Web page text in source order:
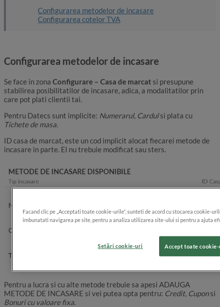
Configurarea metodelor de incasare
Configurarea cotelor TVA
Configurarea metodelor de incasare
Se face in zona Configurare – Casa de marcat si presupune
stabilirea posibilitatilor de incasare, adica, a modalitatilor prin
care pot plati clientii tai.
Pentru Datecs sunt implicite: Numerarul, Cardulsi plata cu
Tichete de masa
ID casa de marcat, este un cod implicit alocat fiecarei metode de
incasare in parte. El nu trebuie modificat sau sters.
Pentru a lucra si cu alte metode trebuie sa apesi ADAUGA
METODE DE INCASARE si vei putea opta pentru: Credit, Cuponsi
Bonuri cu valoare fixa
Facand clic pe „Acceptati toate cookie-urile”, sunteti de acord cu stocarea cookie-
imbunatati navigarea pe site, pentru a analiza utilizarea site-ului si pentru a ajuta
Accept toate
Setări cookie-uri